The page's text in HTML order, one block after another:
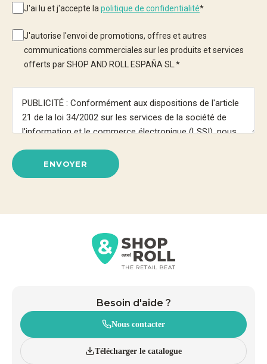
J'ai lu et j'accepte la politique de confidentialité*
J'autorise l'envoi de promotions, offres et autres
communications commerciales sur les produits et services
offerts par SHOP AND ROLL ESPAÑA SL. *
ENVOYER
Besoin d'aide ?
Nous contacter
Télécharger le catalogue